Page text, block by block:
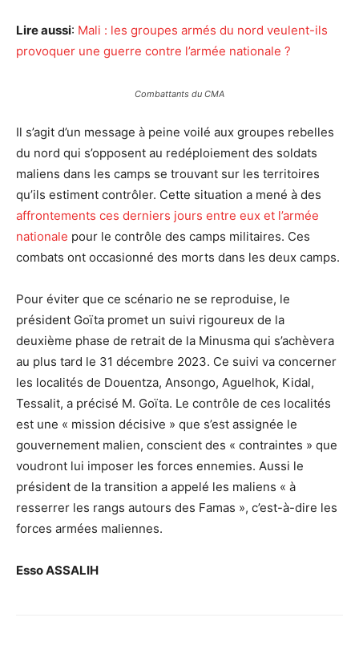
Lire aussi: Mali : les groupes armés du nord veulent-ils
provoquer une guerre contre l’armée nationale ?
Combattants du CMA
Il s’agit d’un message à peine voilé aux groupes rebelles
du nord qui s’opposent au redéploiement des soldats
maliens dans les camps se trouvant sur les territoires
qu’ils estiment contrôler. Cette situation a mené à des
affrontements ces derniers jours entre eux et l’armée
nationale pour le contrôle des camps militaires. Ces
combats ont occasionné des morts dans les deux camps.
Pour éviter que ce scénario ne se reproduise, le
président Goïta promet un suivi rigoureux de la
deuxième phase de retrait de la Minusma qui s’achèvera
au plus tard le 31 décembre 2023. Ce suivi va concerner
les localités de Douentza, Ansongo, Aguelhok, Kidal,
Tessalit, a précisé M. Goïta. Le contrôle de ces localités
est une « mission décisive » que s’est assignée le
gouvernement malien, conscient des « contraintes » que
voudront lui imposer les forces ennemies. Aussi le
président de la transition a appelé les maliens « à
resserrer les rangs autours des Famas », c’est-à-dire les
forces armées maliennes.
Esso ASSALIH